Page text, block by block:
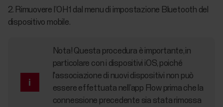
2. Rimuovere l’OH1 dal menu di impostazione Bluetooth del
dispositivo mobile.
Nota! Questa procedura è importante, in
particolare con i dispositivi iOS, poiché
l'associazione di nuovi dispositivi non può
essere effettuata nell’app Flow prima che la
connessione precedente sia stata rimossa